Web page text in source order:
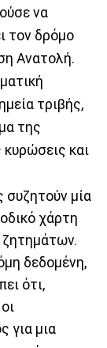
να
τον δρόμο
Ανατολή.
τριβής,
της
και
συζητούν μία
χάρτη
δεδομένη,
ότι,
για μια